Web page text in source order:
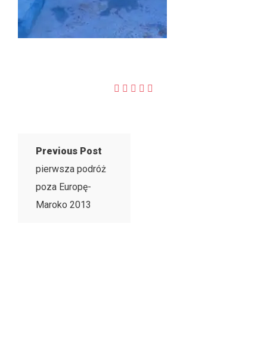
Previous Post
pierwsza podróż
poza Europę-
Maroko 2013